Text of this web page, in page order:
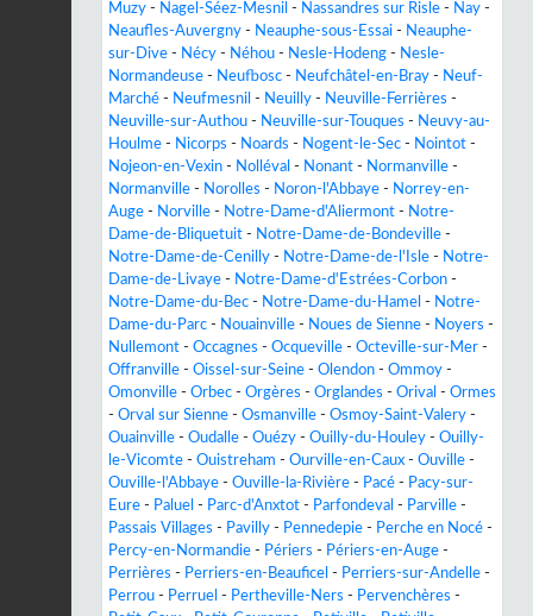
Muzy - Nagel-Séez-Mesnil - Nassandres sur Risle - Nay -
Neaufles-Auvergny - Neauphe-sous-Essai - Neauphe-
sur-Dive - Nécy - Néhou - Nesle-Hodeng - Nesle-
Normandeuse - Neufbosc - Neufchâtel-en-Bray - Neuf-
Marché - Neufmesnil - Neuilly - Neuville-Ferrières -
Neuville-sur-Authou - Neuville-sur-Touques - Neuvy-au-
Houlme - Nicorps - Noards - Nogent-le-Sec - Nointot -
Nojeon-en-Vexin - Nolléval - Nonant - Normanville -
Normanville - Norolles - Noron-l'Abbaye - Norrey-en-
Auge - Norville - Notre-Dame-d'Aliermont - Notre-
Dame-de-Bliquetuit - Notre-Dame-de-Bondeville -
Notre-Dame-de-Cenilly - Notre-Dame-de-l'Isle - Notre-
Dame-de-Livaye - Notre-Dame-d'Estrées-Corbon -
Notre-Dame-du-Bec - Notre-Dame-du-Hamel - Notre-
Dame-du-Parc - Nouainville - Noues de Sienne - Noyers -
Nullemont - Occagnes - Ocqueville - Octeville-sur-Mer -
Offranville - Oissel-sur-Seine - Olendon - Ommoy -
Omonville - Orbec - Orgères - Orglandes - Orival - Ormes
- Orval sur Sienne - Osmanville - Osmoy-Saint-Valery -
Ouainville - Oudalle - Ouézy - Ouilly-du-Houley - Ouilly-
le-Vicomte - Ouistreham - Ourville-en-Caux - Ouville -
Ouville-l'Abbaye - Ouville-la-Rivière - Pacé - Pacy-sur-
Eure - Paluel - Parc-d'Anxtot - Parfondeval - Parville -
Passais Villages - Pavilly - Pennedepie - Perche en Nocé -
Percy-en-Normandie - Périers - Périers-en-Auge -
Perrières - Perriers-en-Beauficel - Perriers-sur-Andelle -
Perrou - Perruel - Pertheville-Ners - Pervenchères -